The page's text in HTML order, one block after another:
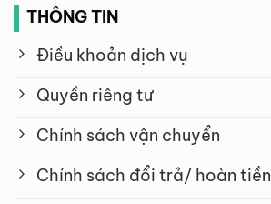
THÔNG TIN
Điều khoản dịch vụ
Quyền riêng tư
Chính sách vận chuyển
Chính sách đổi trả/ hoàn tiền